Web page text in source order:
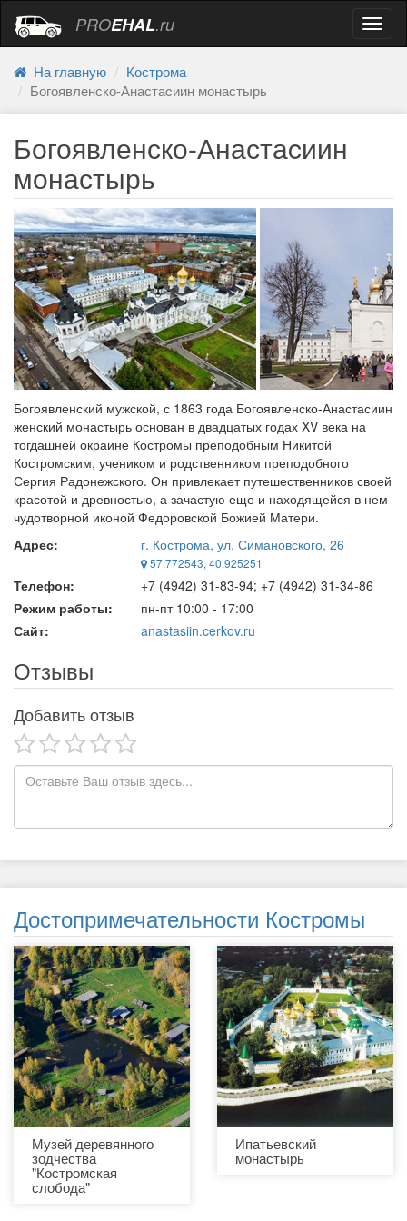
PROEHAL.ru
На главную
Кострома
Богоявленско-Анастаcиин монастырь
Богоявленско-Анастаcиин
монастырь
Богоявленский мужской, с 1863 года Богоявленско-Анастасиин
женский монастырь основан в двадцатых годах XV века на
тогдашней окраине Костромы преподобным Никитой
Костромским, учеником и родственником преподобного
Сергия Радонежского. Он привлекает путешественников своей
красотой и древностью, а зачастую еще и находящейся в нем
чудотворной иконой Федоровской Божией Матери.
Адрес:
г. Кострома, ул. Симановского, 26
57.772543, 40.925251
Телефон:
+7 (4942) 31-83-94; +7 (4942) 31-34-86
Режим работы:
пн-пт 10:00 - 17:00
Сайт:
anastasiin.cerkov.ru
Отзывы
Добавить отзыв
Достопримечательности Костромы
Музей деревянного
зодчества
"Костромская
слобода"
Ипатьевский
монастырь